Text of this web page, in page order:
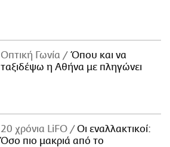
Οπτική Γωνία
Όπου και να
ταξιδέψω η Αθήνα με πληγώνει
20 χρόνια LiFO
Οι εναλλακτικοί:
Όσο πιο μακριά από το